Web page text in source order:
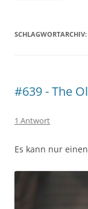
SCHLAGWORTARCHIV:
#639 - The
1 Antwort
Es kann nur